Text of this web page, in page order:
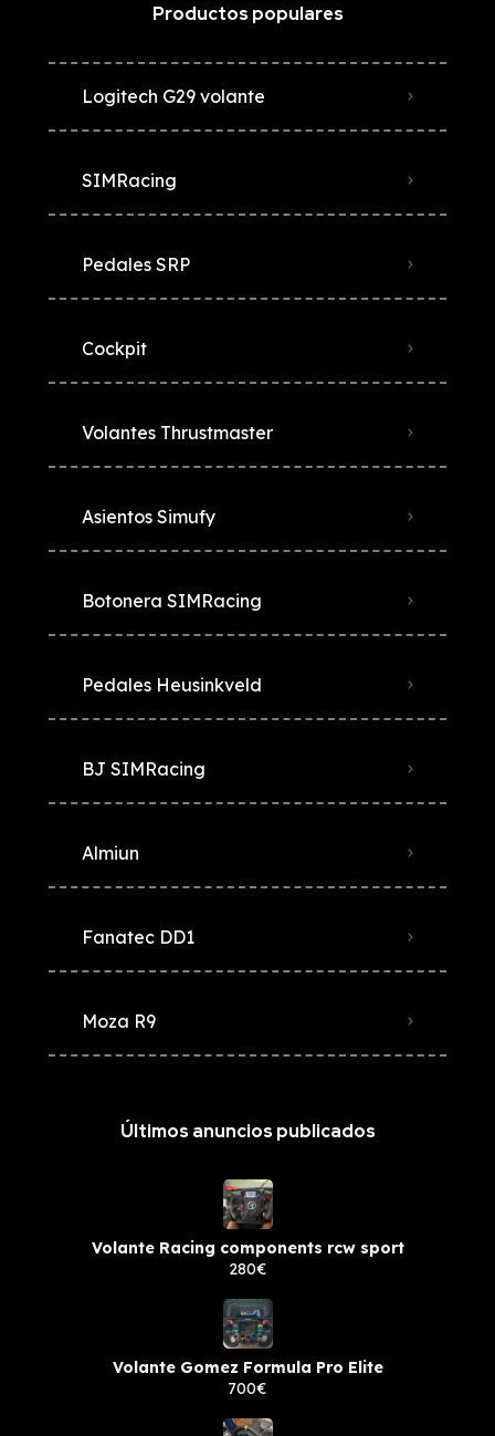
Productos populares
Logitech G29 volante
SIMRacing
Pedales SRP
Cockpit
Volantes Thrustmaster
Asientos Simufy
Botonera SIMRacing
Pedales Heusinkveld
BJ SIMRacing
Almiun
Fanatec DD1
Moza R9
Últimos anuncios publicados
Volante Racing components rcw sport
280€
Volante Gomez Formula Pro Elite
700€